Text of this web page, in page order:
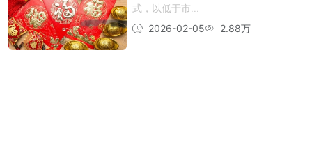
式，以低于市...
2026-02-05
2.88万